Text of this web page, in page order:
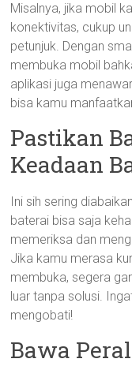
Misalnya, jika mobil
konektivitas, cukup
petunjuk. Dengan
membuka mobil
aplikasi juga
bisa kamu
Pastikan
Keadaan
Ini sih sering
baterai bisa saja
memeriksa dan
Jika kamu merasa
membuka, segera
luar tanpa solusi.
mengobati!
Bawa